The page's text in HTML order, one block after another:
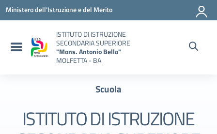
Vai ai contenuti
Vai al menu di navigazione
Vai al footer
Ministero dell'Istruzione e del Merito
ISTITUTO DI ISTRUZIONE
SECONDARIA SUPERIORE
"Mons. Antonio Bello"
MOLFETTA - BA
Scuola
ISTITUTO DI ISTRUZIONE